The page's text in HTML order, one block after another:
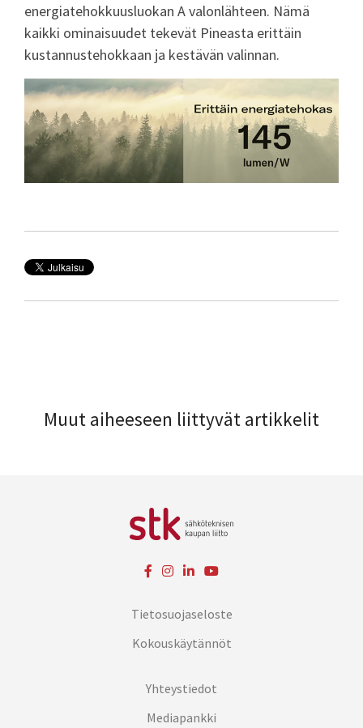
energiatehokkuusluokan A valonlähteen. Nämä
kaikki ominaisuudet tekevät Pineasta erittäin
kustannustehokkaan ja kestävän valinnan.
Muut aiheeseen liittyvät artikkelit
Tietosuojaseloste
Kokouskäytännöt
Yhteystiedot
Mediapankki